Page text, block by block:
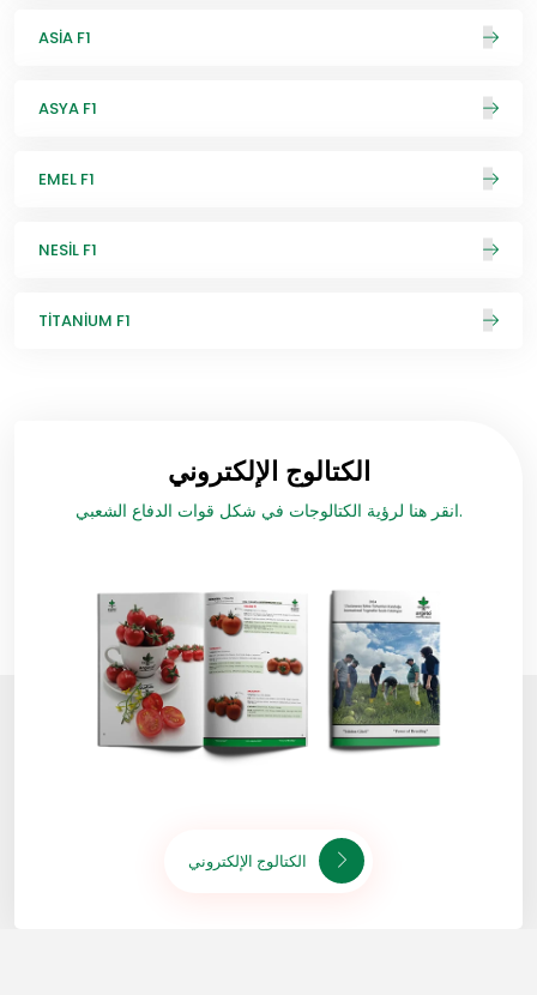
ASİA F1
ASYA F1
EMEL F1
NESİL F1
TİTANİUM F1
الكتالوج الإلكتروني
انقر هنا لرؤية الكتالوجات في شكل قوات الدفاع الشعبي.
الكتالوج الإلكتروني